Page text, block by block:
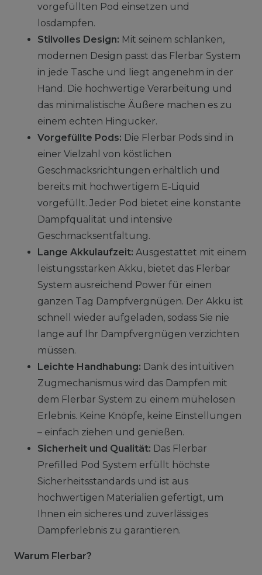
vorgefüllten Pod einsetzen und
losdampfen.
Stilvolles Design: Mit seinem schlanken,
modernen Design passt das Flerbar System
in jede Tasche und liegt angenehm in der
Hand. Die hochwertige Verarbeitung und
das minimalistische Äußere machen es zu
einem echten Hingucker.
Vorgefüllte Pods: Die Flerbar Pods sind in
einer Vielzahl von köstlichen
Geschmacksrichtungen erhältlich und
bereits mit hochwertigem E-Liquid
vorgefüllt. Jeder Pod bietet eine konstante
Dampfqualität und intensive
Geschmacksentfaltung.
Lange Akkulaufzeit: Ausgestattet mit einem
leistungsstarken Akku, bietet das Flerbar
System ausreichend Power für einen
ganzen Tag Dampfvergnügen. Der Akku ist
schnell wieder aufgeladen, sodass Sie nie
lange auf Ihr Dampfvergnügen verzichten
müssen.
Leichte Handhabung: Dank des intuitiven
Zugmechanismus wird das Dampfen mit
dem Flerbar System zu einem mühelosen
Erlebnis. Keine Knöpfe, keine Einstellungen
– einfach ziehen und genießen.
Sicherheit und Qualität: Das Flerbar
Prefilled Pod System erfüllt höchste
Sicherheitsstandards und ist aus
hochwertigen Materialien gefertigt, um
Ihnen ein sicheres und zuverlässiges
Dampferlebnis zu garantieren.
Warum Flerbar?